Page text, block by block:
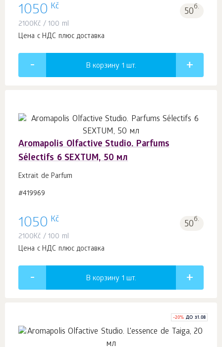
1050 Kč 50б.
2100Kč / 100 ml
Цена с НДС плюс доставка
В корзину 1 шт.
Aromapolis Olfactive Studio. Parfums
Sélectifs 6 SEXTUM, 50 мл
Extrait de Parfum
#419969
1050 Kč 50б.
2100Kč / 100 ml
Цена с НДС плюс доставка
В корзину 1 шт.
-20% ДО 31.08